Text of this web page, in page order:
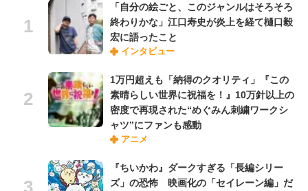
「自分の絵ごと、このジャンルはそろそろ
終わりかな」江口寿史が炎上を経て樋口毅
宏に語ったこと
インタビュー
1万円超えも「納得のクオリティ」『この
素晴らしい世界に祝福を！』10万針以上の
密度で再現された“めぐみん刺繍ワークシ
ャツ”にファンも感動
アニメ
『ちいかわ』ダークすぎる「長編シリー
ズ」の恐怖 映画化の「セイレーン編」だ